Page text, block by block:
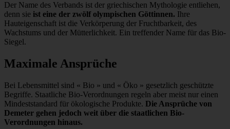
Der Name des Verbands ist der griechischen Mythologie entliehen,
denn sie ist eine der zwölf olympischen Göttinnen. Ihre
Hauteigenschaft ist die Verkörperung der Fruchtbarkeit, des
Wachstums und der Mütterlichkeit. Ein treffender Name für das Bio-
Siegel.
Maximale Ansprüche
Bei Lebensmittel sind « Bio » und « Öko » gesetzlich geschützte
Begriffe. Staatliche Bio-Verordnungen regeln aber meist nur einen
Mindeststandard für ökologische Produkte. Die Ansprüche von
Demeter gehen jedoch weit über die staatlichen Bio-
Verordnungen hinaus.